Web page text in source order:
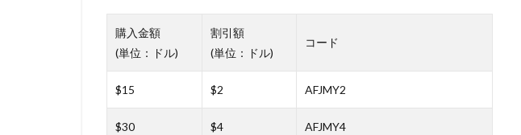
購入金額
(単位：ドル)
割引額
(単位：ドル)
コード
$15 $2 AFJMY2
$30 $4 AFJMY4